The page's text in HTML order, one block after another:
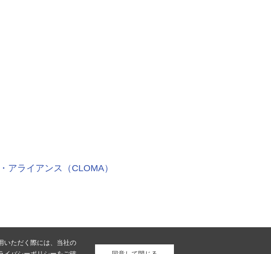
アライアンス（CLOMA）
いただく際には、当社の